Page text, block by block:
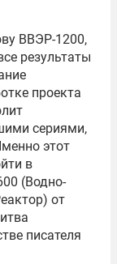
ВВЭР-1200,
результаты
проекта
сериями,
этот
в
(Водно-
от
писателя